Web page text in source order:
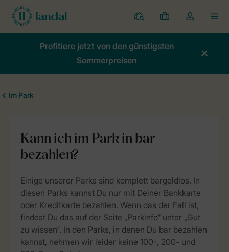
Ferienparks
Meine
Buchungen
Dropdown-
Menü
Kontos
Profitiere jetzt von den günstigsten
Sommerpreisen